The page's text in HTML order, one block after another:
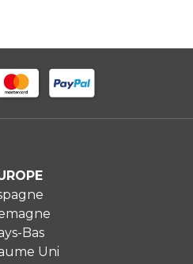
Bas
Uni